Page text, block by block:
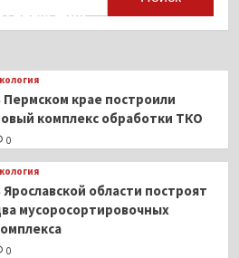
шин
Пермском крае построили
комплекс обработки ТКО
0
Ярославской области построят
мусоросортировочных
0